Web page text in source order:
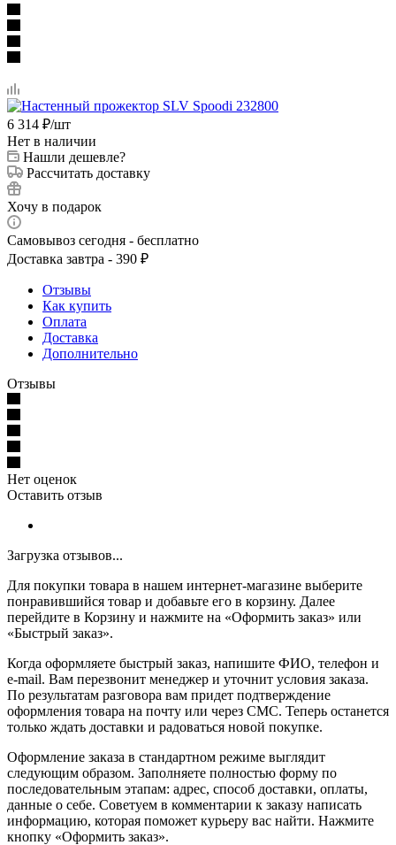
6 314 ₽/шт
Нет в наличии
Нашли дешевле?
Рассчитать доставку
Хочу в подарок
Самовывоз сегодня - бесплатно
Доставка завтра - 390 ₽
Отзывы
Как купить
Оплата
Доставка
Дополнительно
Отзывы
Нет оценок
Оставить отзыв
Загрузка отзывов...
Для покупки товара в нашем интернет-магазине выберите
понравившийся товар и добавьте его в корзину. Далее
перейдите в Корзину и нажмите на «Оформить заказ» или
«Быстрый заказ».
Когда оформляете быстрый заказ, напишите ФИО, телефон и
e-mail. Вам перезвонит менеджер и уточнит условия заказа.
По результатам разговора вам придет подтверждение
оформления товара на почту или через СМС. Теперь останется
только ждать доставки и радоваться новой покупке.
Оформление заказа в стандартном режиме выглядит
следующим образом. Заполняете полностью форму по
последовательным этапам: адрес, способ доставки, оплаты,
данные о себе. Советуем в комментарии к заказу написать
информацию, которая поможет курьеру вас найти. Нажмите
кнопку «Оформить заказ».